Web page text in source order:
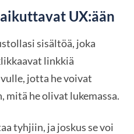
UX:ään
sisältöä, joka
linkkiä
jotta he voivat
he olivat lukemassa.
tyhjiin, ja joskus se voi